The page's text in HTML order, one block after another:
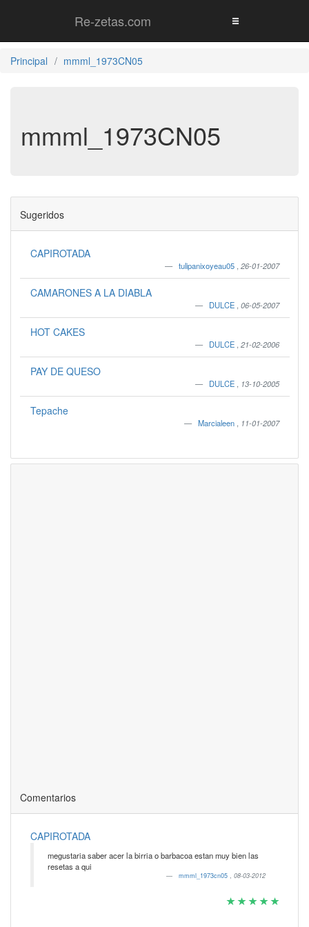
Re-zetas.com
Principal mmml_1973CN05
mmml_1973CN05
Sugeridos
CAPIROTADA
tulipanixoyeau05 26-01-2007
CAMARONES A LA DIABLA
DULCE 06-05-2007
HOT CAKES
DULCE 21-02-2006
PAY DE QUESO
DULCE 13-10-2005
Tepache
Marcialeen 11-01-2007
Comentarios
CAPIROTADA
megustaria saber acer la birria o barbacoa estan muy bien las
resetas a qui
mmml_1973cn05 , 08-03-2012